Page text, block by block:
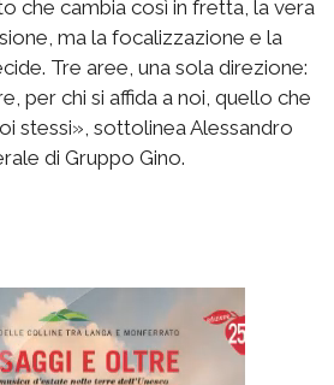
che cambia così in fretta, la vera
ma la focalizzazione e la
Tre aree, una sola direzione:
per chi si affida a noi, quello che
stessi», sottolinea Alessandro
di Gruppo Gino.